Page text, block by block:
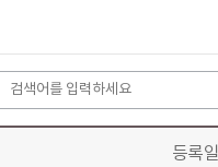
등록일